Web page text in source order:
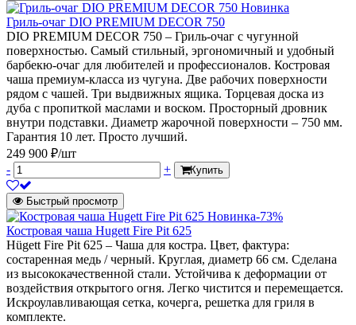
Новинка
Гриль-очаг DIO PREMIUM DECOR 750
DIO PREMIUM DECOR 750 – Гриль-очаг с чугунной
поверхностью. Самый стильный, эргономичный и удобный
барбекю-очаг для любителей и профессионалов. Костровая
чаша премиум-класса из чугуна. Две рабочих поверхности
рядом с чашей. Три выдвижных ящика. Торцевая доска из
дуба с пропиткой маслами и воском. Просторный дровник
внутри подставки. Диаметр жарочной поверхности – 750 мм.
Гарантия 10 лет. Просто лучший.
249 900 ₽/шт
-
+ Купить
Быстрый просмотр
Новинка-73%
Костровая чаша Hugett Fire Pit 625
Hügett Fire Pit 625 – Чаша для костра. Цвет, фактура:
состаренная медь / черный. Круглая, диаметр 66 см. Сделана
из высококачественной стали. Устойчива к деформации от
воздействия открытого огня. Легко чистится и перемещается.
Искроулавливающая сетка, кочерга, решетка для гриля в
комплекте.